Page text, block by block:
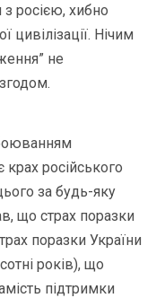
з росією, хибно
цивілізації. Нічим
не
крах російського
за будь-яку
що страх поразки
поразки України
років), що
підтримки